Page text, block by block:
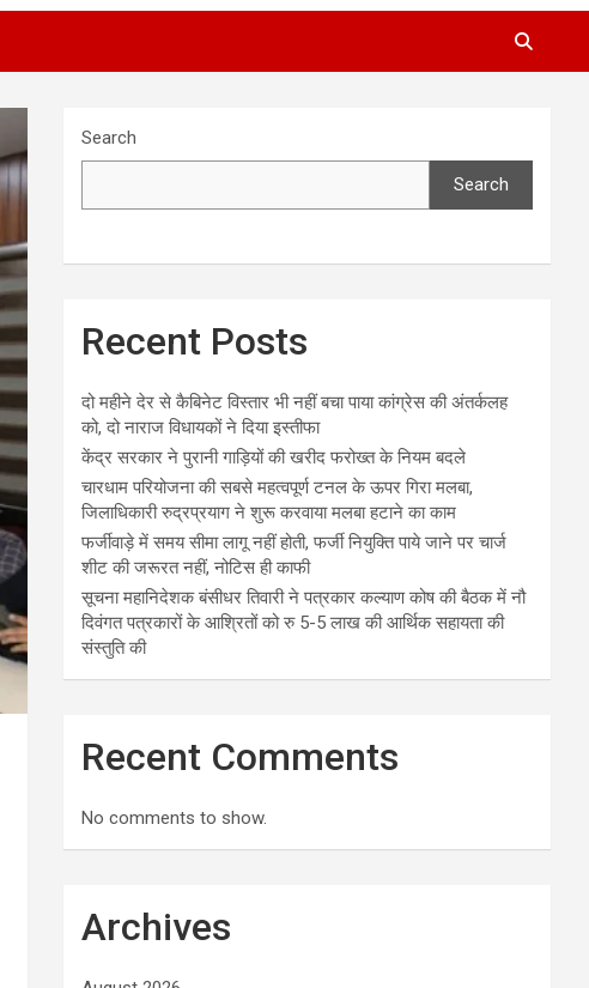
Search
Search
Recent Posts
दो महीने देर से कैबिनेट विस्तार भी नहीं बचा पाया कांग्रेस की अंतर्कलह
को, दो नाराज विधायकों ने दिया इस्तीफा
केंद्र सरकार ने पुरानी गाड़ियों की खरीद फरोख्त के नियम बदले
चारधाम परियोजना की सबसे महत्वपूर्ण टनल के ऊपर गिरा मलबा,
जिलाधिकारी रुद्रप्रयाग ने शुरू करवाया मलबा हटाने का काम
फर्जीवाड़े में समय सीमा लागू नहीं होती, फर्जी नियुक्ति पाये जाने पर चार्ज
शीट की जरूरत नहीं, नोटिस ही काफी
सूचना महानिदेशक बंसीधर तिवारी ने पत्रकार कल्याण कोष की बैठक में नौ
दिवंगत पत्रकारों के आश्रितों को रु 5-5 लाख की आर्थिक सहायता की
संस्तुति की
Recent Comments
No comments to show.
Archives